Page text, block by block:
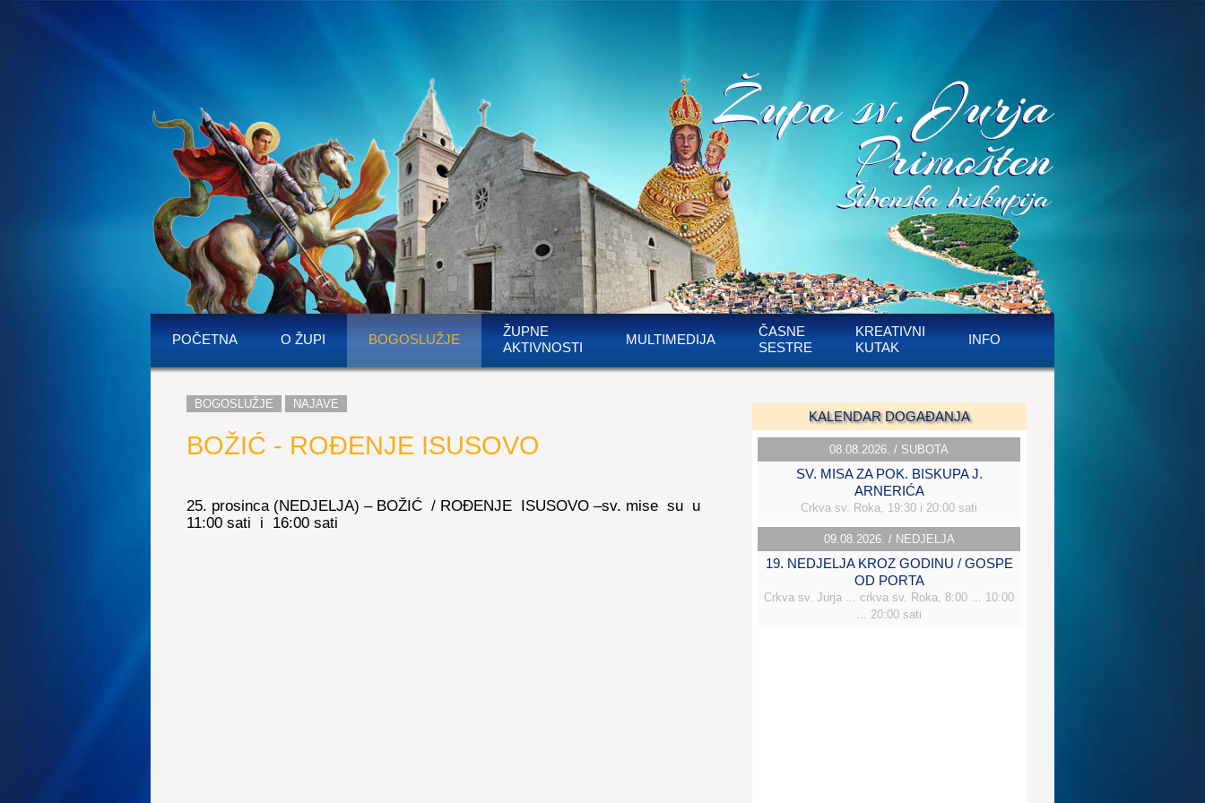
POČETNA O ŽUPI BOGOSLUŽJE
ŽUPNE
AKTIVNOSTI
MULTIMEDIJA
ČASNE
SESTRE
KREATIVNI
KUTAK
INFO
BOGOSLUŽJE NAJAVE
BOŽIĆ - ROĐENJE ISUSOVO
25. prosinca (NEDJELJA) – BOŽIĆ / ROĐENJE ISUSOVO –sv. mise su u
11:00 sati i 16:00 sati
KALENDAR DOGAĐANJA
08.08.2026. / SUBOTA
SV. MISA ZA POK. BISKUPA J.
ARNERIĆA
Crkva sv. Roka, 19:30 i 20:00 sati
09.08.2026. / NEDJELJA
19. NEDJELJA KROZ GODINU / GOSPE
OD PORTA
Crkva sv. Jurja ... crkva sv. Roka, 8:00 ... 10:00
... 20:00 sati